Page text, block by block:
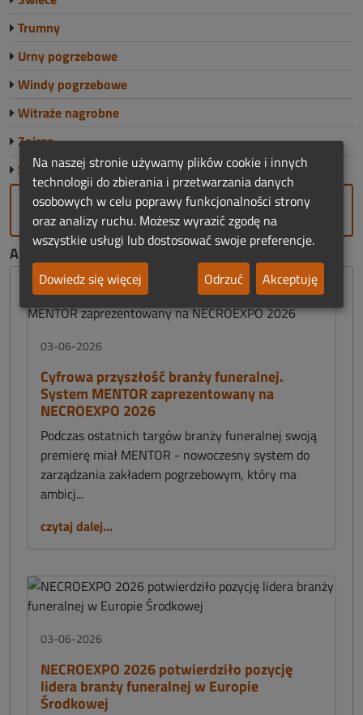
Trumny
Urny pogrzebowe
Windy pogrzebowe
Witraże nagrobne
Znicze
Sklep Funeralny
DODAJ FIRMĘ
AKTUALNOŚCI FUNERALNE:
03-06-2026
Cyfrowa przyszłość branży funeralnej.
System MENTOR zaprezentowany na
NECROEXPO 2026
Podczas ostatnich targów branży funeralnej swoją
premierę miał MENTOR - nowoczesny system do
zarządzania zakładem pogrzebowym, który ma
ambicj...
czytaj dalej...
03-06-2026
NECROEXPO 2026 potwierdziło pozycję
lidera branży funeralnej w Europie
Środkowej
Na naszej stronie używamy plików cookie i innych
technologii do zbierania i przetwarzania danych
osobowych w celu poprawy funkcjonalności strony
oraz analizy ruchu. Możesz wyrazić zgodę na
wszystkie usługi lub dostosować swoje preferencje.
Dowiedz się więcej
Odrzuć Akceptuję